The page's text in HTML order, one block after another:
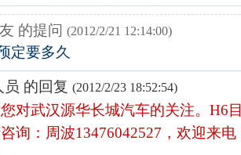
的提问 (2012/2/21 12:14:00)
定要多久
的回复 (2012/2/23 18:52:54)
对武汉源华长城汽车的关注。H6
询：周波13476042527，欢迎来